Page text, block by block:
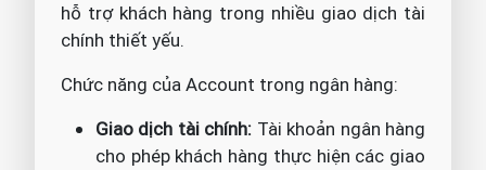
hỗ trợ khách hàng trong nhiều giao dịch tài
chính thiết yếu.
Chức năng của Account trong ngân hàng:
Giao dịch tài chính: Tài khoản ngân hàng
cho phép khách hàng thực hiện các giao